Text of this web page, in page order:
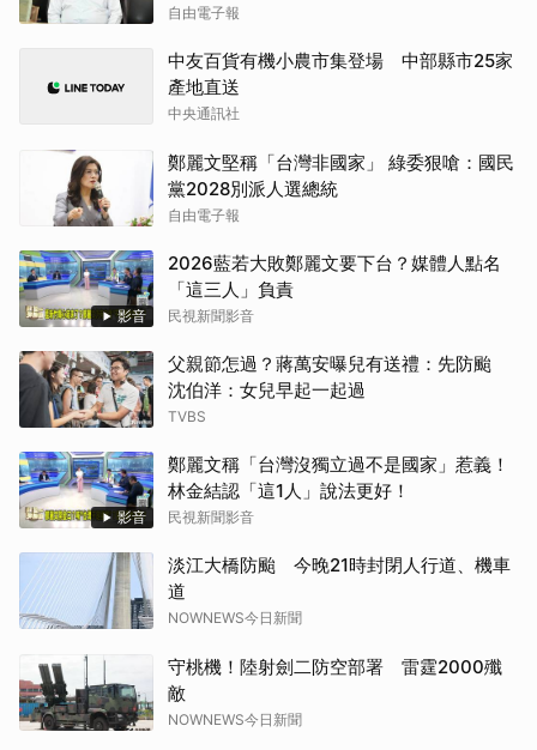
自由電子報
中友百貨有機小農市集登場 中部縣市25家
產地直送
中央通訊社
鄭麗文堅稱「台灣非國家」 綠委狠嗆：國民
黨2028別派人選總統
自由電子報
影音
2026藍若大敗鄭麗文要下台？媒體人點名
「這三人」負責
民視新聞影音
父親節怎過？蔣萬安曝兒有送禮：先防颱
沈伯洋：女兒早起一起過
TVBS
影音
鄭麗文稱「台灣沒獨立過不是國家」惹義！
林金結認「這1人」說法更好！
民視新聞影音
淡江大橋防颱 今晚21時封閉人行道、機車
道
NOWNEWS今日新聞
守桃機！陸射劍二防空部署 雷霆2000殲
敵
NOWNEWS今日新聞